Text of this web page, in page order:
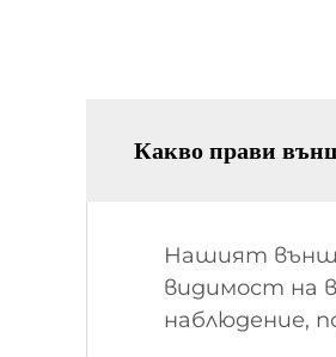
Какво прави
Нашият
видимост на
наблюдение,